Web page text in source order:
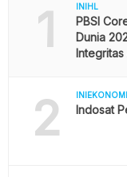
1 INIHL
PBSI
Dunia
2 INIEKONOMI
Indosat